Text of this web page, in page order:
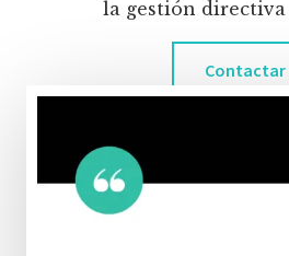
la gestión directiva
Contactar